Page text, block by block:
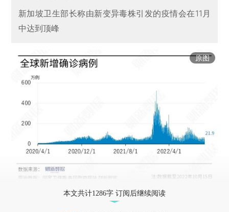
新加坡卫生部长称由新变异毒株引发的疫情会在11月
中达到顶峰
原图
本文共计1286字 订阅后继续阅读